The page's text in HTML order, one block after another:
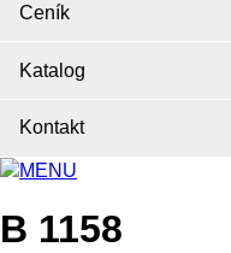
Ceník
Katalog
Kontakt
MENU
B 1158